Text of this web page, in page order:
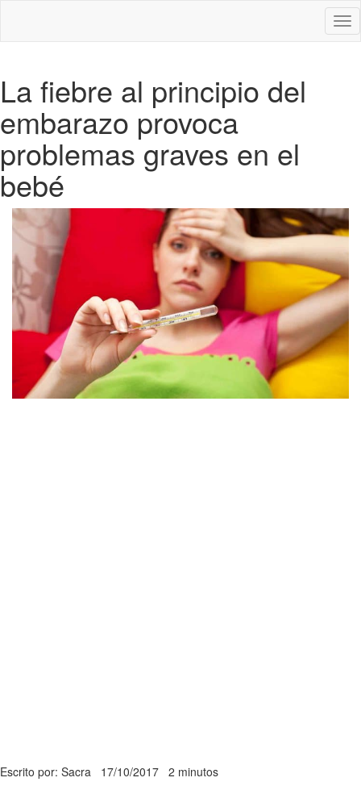
La fiebre al principio del
embarazo provoca
problemas graves en el
bebé
Escrito por: Sacra 17/10/2017 2 minutos